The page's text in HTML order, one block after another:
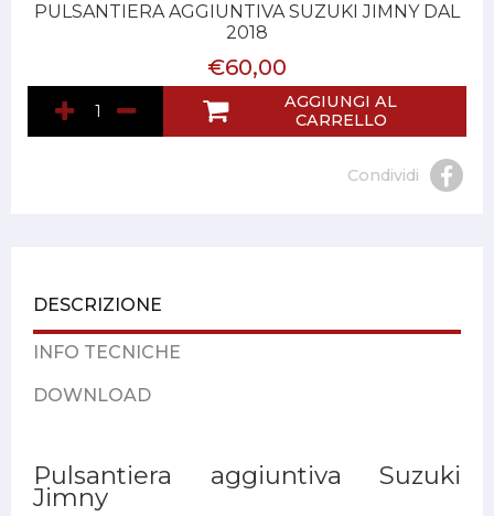
PULSANTIERA AGGIUNTIVA SUZUKI JIMNY DAL
2018
€60,00
AGGIUNGI AL
CARRELLO
Condividi
DESCRIZIONE
INFO TECNICHE
DOWNLOAD
Pulsantiera aggiuntiva Suzuki
Jimny